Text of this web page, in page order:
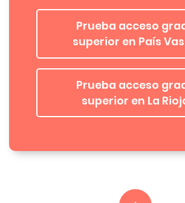
Prueba acceso
superior en País
Prueba acceso
superior en La